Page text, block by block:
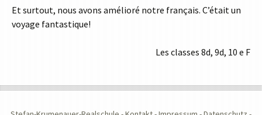
Et surtout, nous avons amélioré notre français. C’était un
voyage fantastique!
Les classes 8d, 9d, 10 e F